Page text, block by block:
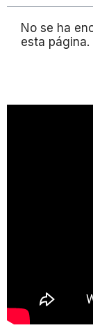
No se ha
esta página.